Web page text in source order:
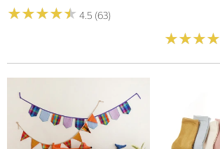
★★★★★
★★★★★ 4.5 (63)
★★★★
★★★★